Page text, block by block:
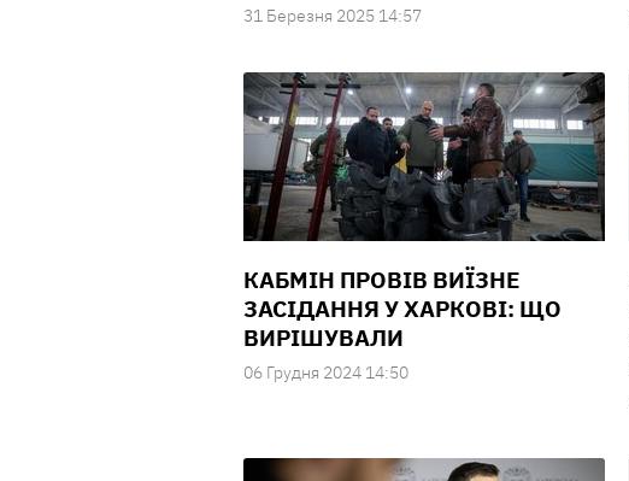
31 Березня 2025 14:57
КАБМІН ПРОВІВ ВИЇЗНЕ
ЗАСІДАННЯ У ХАРКОВІ: ЩО
ВИРІШУВАЛИ
06 Грудня 2024 14:50